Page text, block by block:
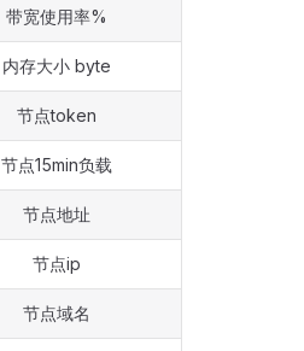
带宽使用率%
内存大小 byte
节点token
节点15min负载
节点地址
节点ip
节点域名